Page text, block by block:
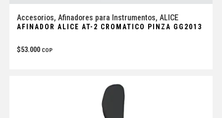
Accesorios, Afinadores para Instrumentos, ALICE
AFINADOR ALICE AT-2 CROMATICO PINZA GG2013
$53.000 COP